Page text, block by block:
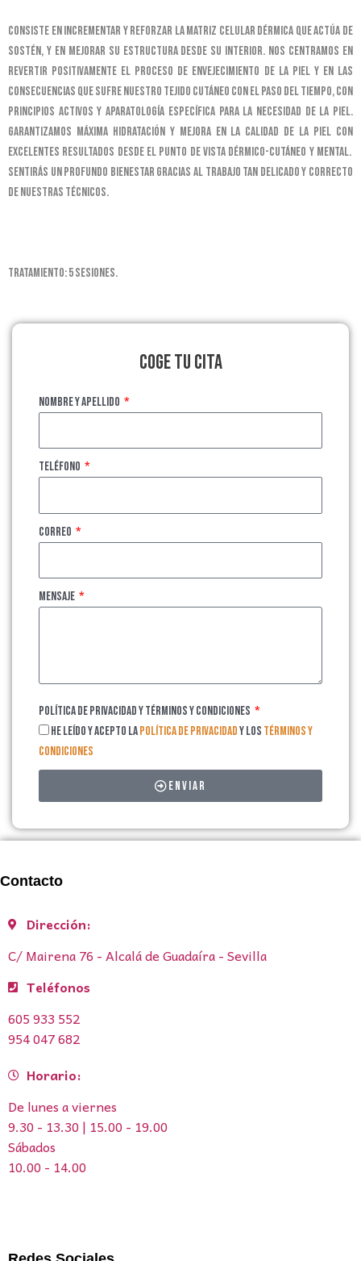
Consiste en incrementar y reforzar la matriz celular dérmica que actúa de
sostén, y en mejorar su estructura desde su interior. Nos centramos en
revertir positivamente el proceso de envejecimiento de la piel y en las
consecuencias que sufre nuestro tejido cutáneo con el paso del tiempo, con
principios activos y aparatología específica para la necesidad de la piel.
Garantizamos máxima hidratación y mejora en la calidad de la piel con
excelentes resultados desde el punto de vista dérmico-cutáneo y mental.
Sentirás un profundo bienestar gracias al trabajo tan delicado y correcto
de nuestras técnicos.
Tratamiento: 5 sesiones.
Coge tu cita
Nombre y apellido
Teléfono
Correo
Mensaje
Política de privacidad y Términos y Condiciones
He leído y acepto laPolítica de privacidady los Términos y
Condiciones
Enviar
Contacto
Dirección:
C/ Mairena 76 - Alcalá de Guadaíra - Sevilla
Teléfonos
605 933 552
954 047 682
Horario:
De lunes a viernes
9.30 - 13.30 | 15.00 - 19.00
Sábados
10.00 - 14.00